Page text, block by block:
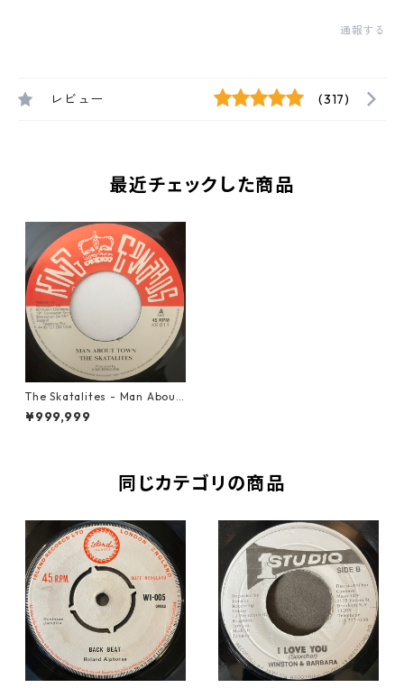
通報する
レビュー (317)
最近チェックした商品
The Skatalites - Man About
Town【7-10901】
¥999,999
同じカテゴリの商品